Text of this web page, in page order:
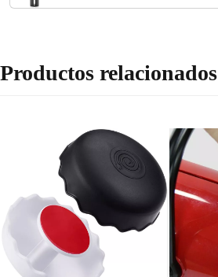
Productos relacionados